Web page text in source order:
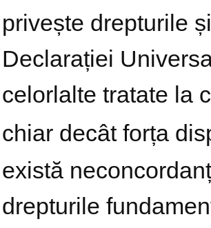
privește drepturile
Declarației
celorlalte tratate la
chiar decât forța
există
drepturile